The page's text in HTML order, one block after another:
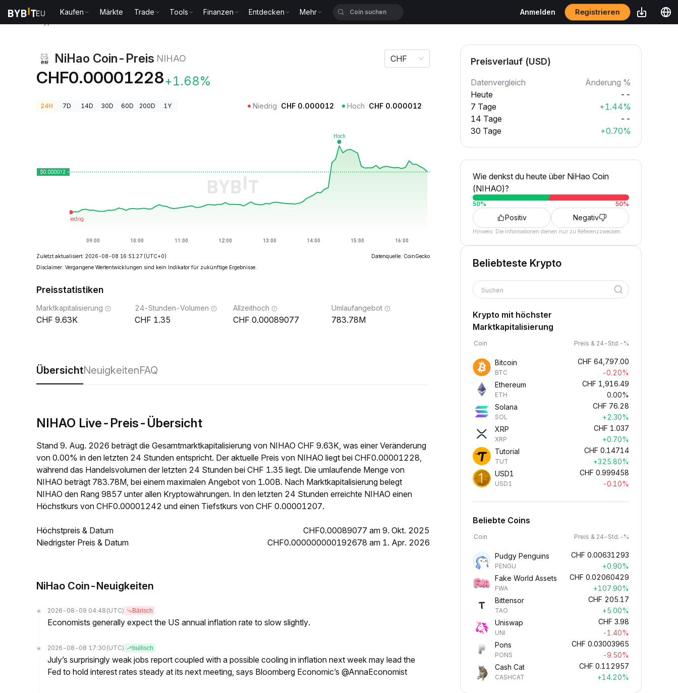
Kaufen Märkte Trade Tools Finanzen Entdecken Mehr Anmelden Registrieren
NiHao Coin-Preis NIHAO
CHF0.00001228+1.68%
CHF
24H 7D 14D 30D 60D 200D 1Y Niedrig CHF 0.000012 Hoch CHF 0.000012
Zuletzt aktualisiert: 2026-08-08 16:51:27 (UTC+0)
Datenquelle: CoinGecko
Disclaimer: Vergangene Wertentwicklungen sind kein Indikator für zukünftige Ergebnisse.
Preisstatistiken
Marktkapitalisierung
9.63K
24-Stunden-Volumen
1.35
Allzeithoch
0.00089077
Umlaufangebot
783.78M
ÜbersichtNeuigkeitenFAQ
NIHAO Live-Preis-Übersicht
Stand 9. Aug. 2026 beträgt die Gesamtmarktkapitalisierung von NIHAO CHF 9.63K, was einer Veränderung
von 0.00% in den letzten 24 Stunden entspricht. Der aktuelle Preis von NIHAO liegt bei CHF0.00001228,
während das Handelsvolumen der letzten 24 Stunden bei CHF 1.35 liegt. Die umlaufende Menge von
NIHAO beträgt 783.78M, bei einem maximalen Angebot von 1.00B. Nach Marktkapitalisierung belegt
NIHAO den Rang 9857 unter allen Kryptowährungen. In den letzten 24 Stunden erreichte NIHAO einen
Höchstkurs von CHF0.00001242 und einen Tiefstkurs von CHF 0.00001207.
Höchstpreis & Datum
CHF0.00089077 am 9. Okt. 2025
Niedrigster Preis & Datum
CHF0.000000000192678 am 1. Apr. 2026
NiHao Coin-Neuigkeiten
2026-08-09 04:48 (UTC) Bärisch
Economists generally expect the US annual inflation rate to slow slightly.
2026-08-08 17:30 (UTC) bullisch
July’s surprisingly weak jobs report coupled with a possible cooling in inflation next week may lead the
Fed to hold interest rates steady at its next meeting, says Bloomberg Economic’s @AnnaEconomist
Preisverlauf (USD)
Datenvergleich
Änderung %
Heute
--
7 Tage
+1.44%
14 Tage
--
30 Tage
+0.70%
Wie denkst du heute über NiHao Coin
(NIHAO)?
50% 50%
Positiv Negativ
Hinweis: Die Informationen dienen nur zu Referenzzwecken.
Beliebteste Krypto
Suchen
Krypto mit höchster
Marktkapitalisierung
Coin Preis & 24-Std.-%
Bitcoin
BTC
CHF 64,797.00
-0.20%
Ethereum
ETH
CHF 1,916.49
0.00%
Solana
SOL
CHF 76.28
+2.30%
XRP
XRP
CHF 1.037
+0.70%
Tutorial
TUT
CHF 0.14714
+325.80%
USD1
USD1
CHF 0.999458
-0.10%
Beliebte Coins
Coin Preis & 24-Std.-%
Pudgy Penguins
PENGU
CHF 0.00631293
+0.90%
Fake World Assets
FWA
CHF 0.02060429
+107.90%
Bittensor
TAO
CHF 205.17
+5.00%
Uniswap
UNI
CHF 3.98
-1.40%
Pons
PONS
CHF 0.03003965
-9.50%
Cash Cat
CASHCAT
CHF 0.112957
+14.20%